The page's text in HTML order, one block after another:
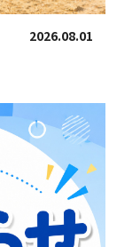
2026.08.01